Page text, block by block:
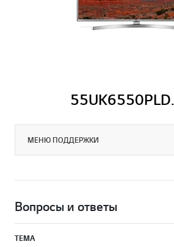
МЕНЮ ПОДДЕРЖКИ
Вопросы и ответы
ТЕМА